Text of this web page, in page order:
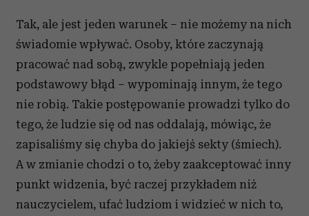
Tak, ale jest jeden warunek – nie możemy na nich
świadomie wpływać. Osoby, które zaczynają
pracować nad sobą, zwykle popełniają jeden
podstawowy błąd – wypominają innym, że tego
nie robią. Takie postępowanie prowadzi tylko do
tego, że ludzie się od nas oddalają, mówiąc, że
zapisaliśmy się chyba do jakiejś sekty (śmiech).
A w zmianie chodzi o to, żeby zaakceptować inny
punkt widzenia, być raczej przykładem niż
nauczycielem, ufać ludziom i widzieć w nich to,